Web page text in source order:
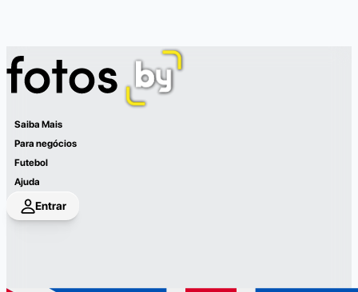
Saiba Mais
Para negócios
Futebol
Ajuda
Entrar